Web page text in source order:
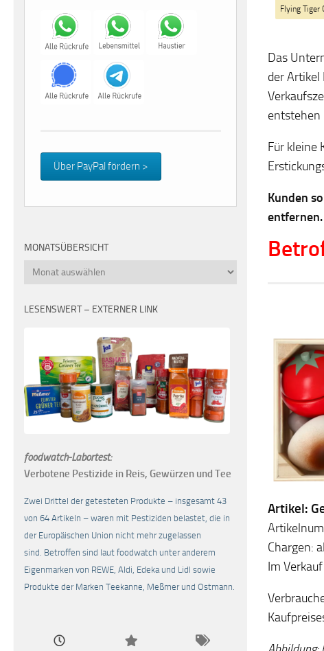
Flying Tiger
Das
der
entstehen
Für kleine
Kunden
entfernen.
Artikel:
Chargen:
Im
Über PayPal fördern >
MONATSÜBERSICHT
Monatsübersicht
LESENSWERT – EXTERNER LINK
foodwatch-Labortest:
Verbotene Pestizide in Reis, Gewürzen und Tee
Zwei Drittel der getesteten Produkte – insgesamt 43
von 64 Artikeln – waren mit Pestiziden belastet, die in
der Europäischen Union nicht mehr zugelassen
sind. Betroffen sind laut foodwatch unter anderem
Eigenmarken von REWE, Aldi, Edeka und Lidl sowie
Produkte der Marken Teekanne, Meßmer und Ostmann.